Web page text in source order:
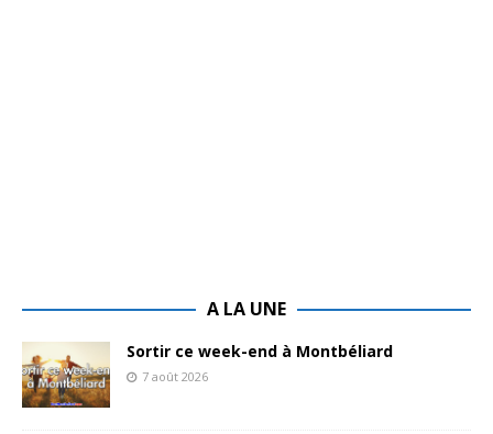
A LA UNE
Sortir ce week-end à Montbéliard
7 août 2026